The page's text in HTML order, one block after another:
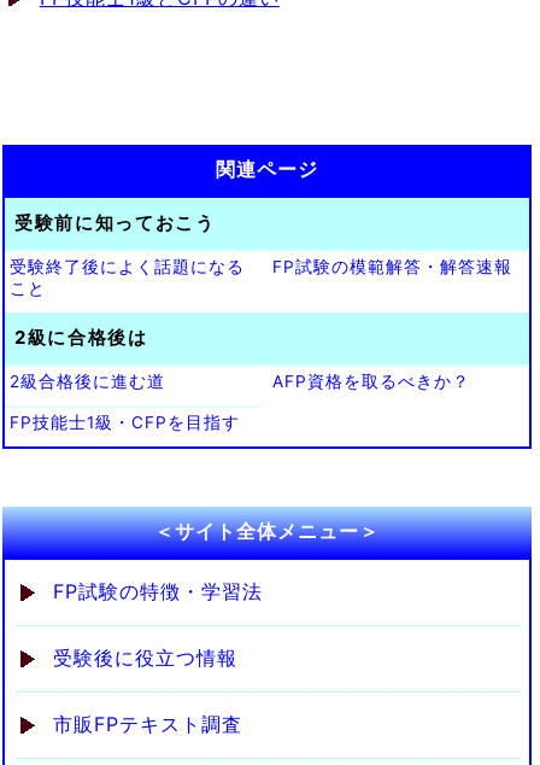
関連ページ
受験前に知っておこう
受験終了後によく話題になる
こと
FP試験の模範解答・解答速報
2級に合格後は
2級合格後に進む道 AFP資格を取るべきか？
FP技能士1級・CFPを目指す
＜サイト全体メニュー＞
FP試験の特徴・学習法
受験後に役立つ情報
市販FPテキスト調査